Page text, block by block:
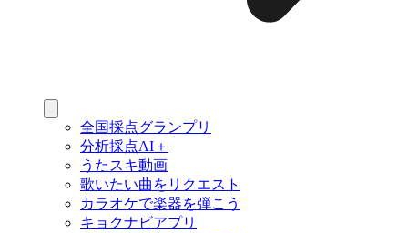
全国採点グランプリ
分析採点AI＋
うたスキ動画
歌いたい曲をリクエスト
カラオケで楽器を弾こう
キョクナビアプリ